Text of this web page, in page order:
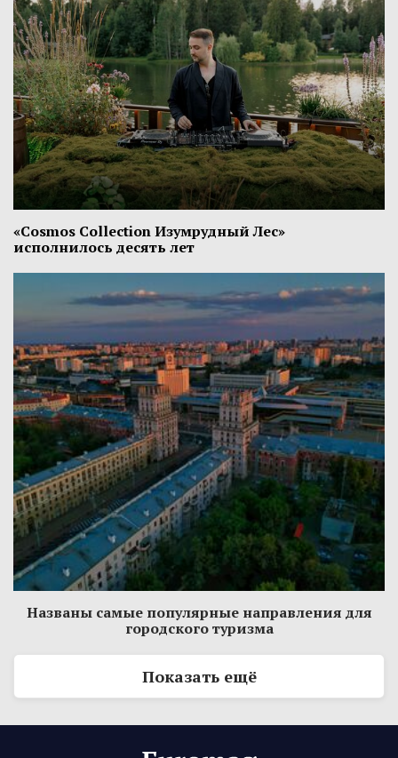
«Cosmos Collection Изумрудный Лес»
исполнилось десять лет
Названы самые популярные направления для
городского туризма
Показать ещё